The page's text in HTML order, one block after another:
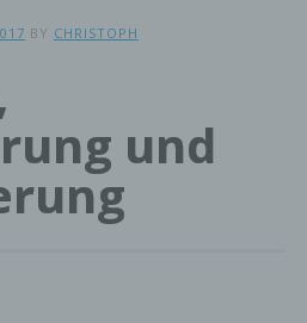
BY CHRISTOPH
und